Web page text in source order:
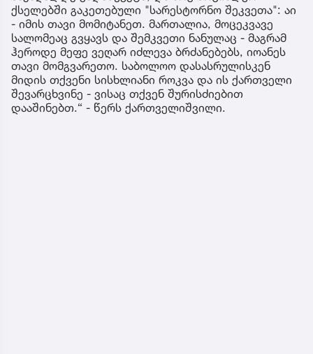
ქსელებში გაკეთებული "სარესტორნო შეკვეთა": აი
- იმის თავი მომიტანეთ. მართალია, მოცეკვავე
სალომეაც გვყავს და შემკვეთი ნანულაც - მაგრამ
ჰეროდე მეფე ვეღარ იძლევა ბრძანებებს, იოანეს
თავი მომგვარეთო. საბოლოო დასასრულისკენ
მიდის თქვენი სისხლიანი როკვა და ის ქართველი
შევარცხვინე - ვისაც თქვენ შურისძიებით
დააშინებთ.“ - წერს ქართველიშვილი.